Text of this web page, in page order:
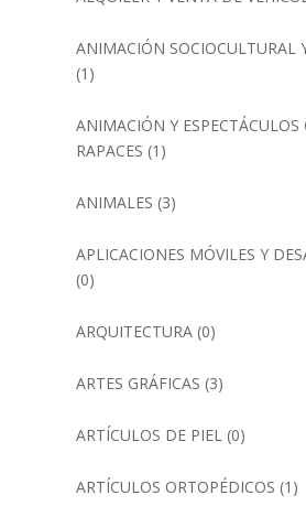
ANIMACIÓN SOCIOCULTURAL
(1)
ANIMACIÓN Y ESPECTÁCULOS
RAPACES (1)
ANIMALES (3)
APLICACIONES MÓVILES Y
(0)
ARQUITECTURA(0)
ARTES GRÁFICAS (3)
ARTÍCULOS DE PIEL(0)
ARTÍCULOS ORTOPÉDICOS (1)